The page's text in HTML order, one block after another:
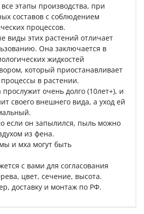
этапы производства, при
составов с соблюдением
процессов.
виды этих растений отличает
Она заключается в
жидкостей
который приостанавливает
в растении.
очень долго (10лет+), и
своего внешнего вида, а уход ей
если он запылился, пыль можно
из фена.
и мха могут быть
с вами для согласования
цвет, сечение, высота.
доставку и монтаж по РФ.